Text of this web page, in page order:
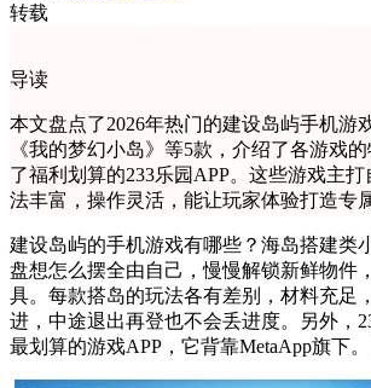
转载
导读
本文盘点了2026年热门的建设岛屿手机游
《我的梦幻小岛》等5款，介绍了各游戏
了福利划算的233乐园APP。这些游戏主
法丰富，操作灵活，能让玩家体验打造专
建设岛屿的手机游戏有哪些？海岛搭建类
盘想怎么摆全由自己，慢慢解锁新鲜物件
具。每款搭岛的玩法各有差别，材料充足
进，中途退出再登也不会丢进度。另外，